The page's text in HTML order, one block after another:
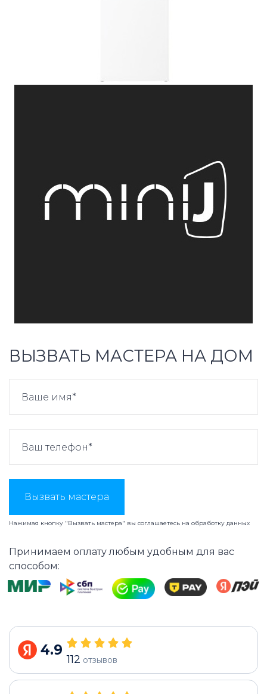
ВЫЗВАТЬ МАСТЕРА НА ДОМ
Вызвать мастера
Нажимая кнопку "Вызвать мастера" вы соглашаетесь на обработку данных
Принимаем оплату любым удобным для вас
способом:
4.9
112 отзывов